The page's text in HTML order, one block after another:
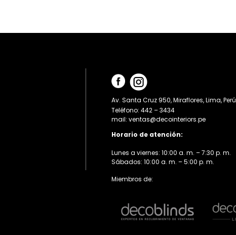
Av. Santa Cruz 950, Miraflores, Lima, Perú
Teléfono: 442 – 3434
mail: ventas@decointeriors.pe
Horario de atención:
Lunes a viernes: 10:00 a. m. – 7:30 p. m.
Sábados: 10:00 a. m. – 5:00 p. m.
Miembros de: